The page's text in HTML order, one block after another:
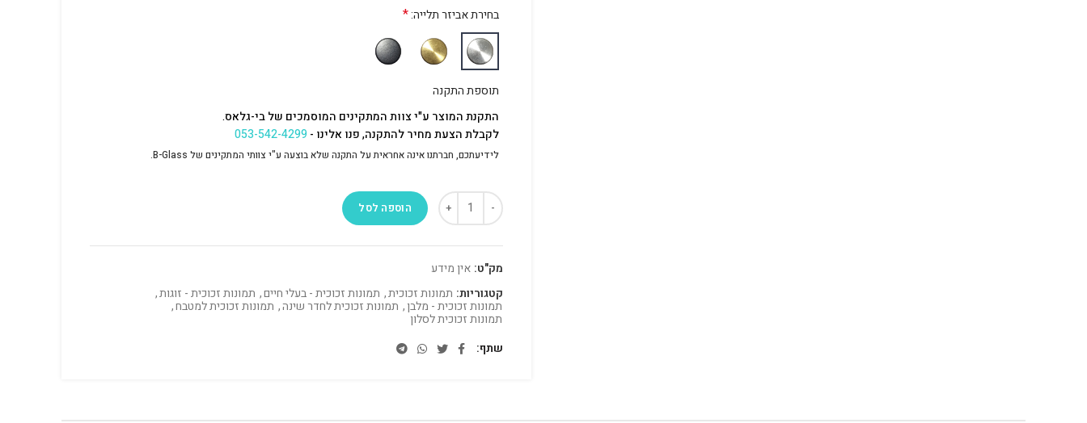
בחירת אביזר תלייה:*
תוספת התקנה
התקנת המוצר ע"י צוות המתקינים המוסמכים של בי-גלאס.
לקבלת הצעת מחיר להתקנה, פנו אלינו -053-542-4299
לידיעתכם, חברתנו אינה אחראית על התקנה שלא בוצעה ע"י צוותי המתקינים של B-Glass.
הוספה לסל
מק"ט: אין מידע
קטגוריות: תמונות זכוכית, תמונות זכוכית - בעלי חיים, תמונות זכוכית - זוגות,
תמונות זכוכית - מלבן, תמונות זכוכית לחדר שינה, תמונות זכוכית למטבח,
תמונות זכוכית לסלון
שתף